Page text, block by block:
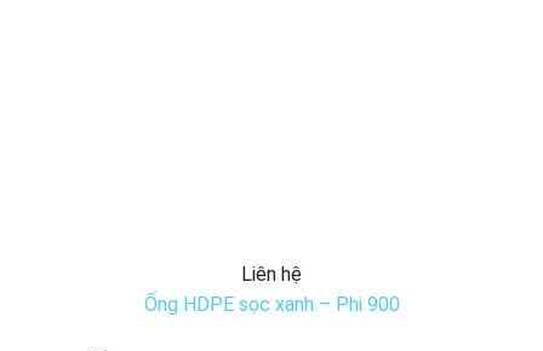
Liên hệ
Ống HDPE sọc xanh – Phi 900